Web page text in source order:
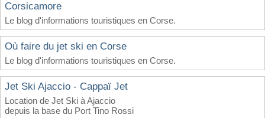
Corsicamore
Le blog d'informations touristiques en Corse.
Où faire du jet ski en Corse
Le blog d'informations touristiques en Corse.
Jet Ski Ajaccio - Cappaï Jet
Location de Jet Ski à Ajaccio
depuis la base du Port Tino Rossi